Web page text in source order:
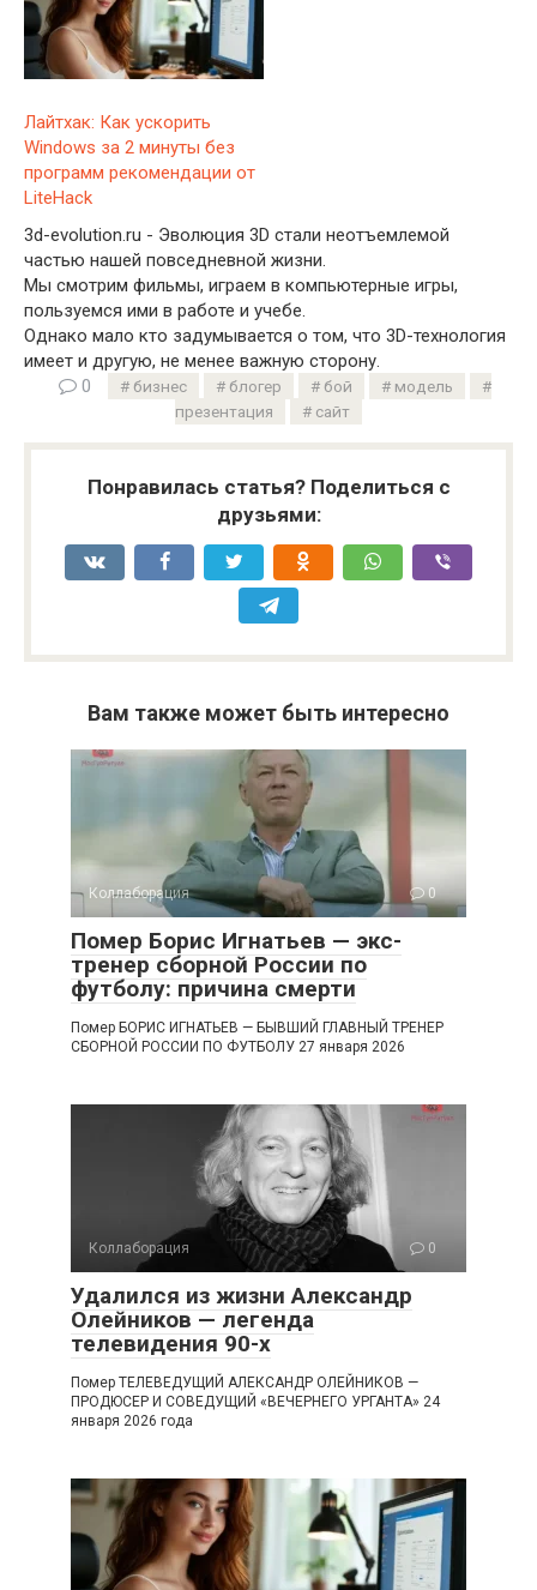
Лайтхак: Как ускорить
Windows за 2 минуты без
программ рекомендации от
LiteHack
3d-evolution.ru - Эволюция 3D стали неотъемлемой
частью нашей повседневной жизни.
Мы смотрим фильмы, играем в компьютерные игры,
пользуемся ими в работе и учебе.
Однако мало кто задумывается о том, что 3D-технология
имеет и другую, не менее важную сторону.
0
бизнес блогер бой
модель
презентация
сайт
Понравилась статья? Поделиться с
друзьями:
Вам также может быть интересно
Коллаборация 0
Помер Борис Игнатьев — экс-
тренер сборной России по
футболу: причина смерти
Помер БОРИС ИГНАТЬЕВ — БЫВШИЙ ГЛАВНЫЙ ТРЕНЕР
СБОРНОЙ РОССИИ ПО ФУТБОЛУ 27 января 2026
Коллаборация 0
Удалился из жизни Александр
Олейников — легенда
телевидения 90-х
Помер ТЕЛЕВЕДУЩИЙ АЛЕКСАНДР ОЛЕЙНИКОВ —
ПРОДЮСЕР И СОВЕДУЩИЙ «ВЕЧЕРНЕГО УРГАНТА» 24
января 2026 года